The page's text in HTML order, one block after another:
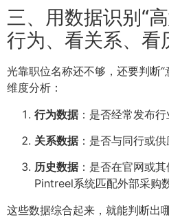
三、用数据识别“
行为、看关系、看
光靠职位名称还不够，还要判断
维度分析：
行为数据：是否经常发布行
关系数据：是否与同行或供
历史数据：是否在官网或
Pintreel系统匹配外部采购
这些数据综合起来，就能判断出